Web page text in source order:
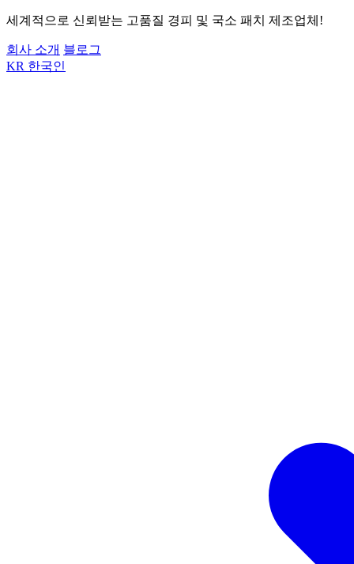
세계적으로 신뢰받는 고품질 경피 및 국소 패치 제조업체!
회사 소개 블로그
KR 한국인